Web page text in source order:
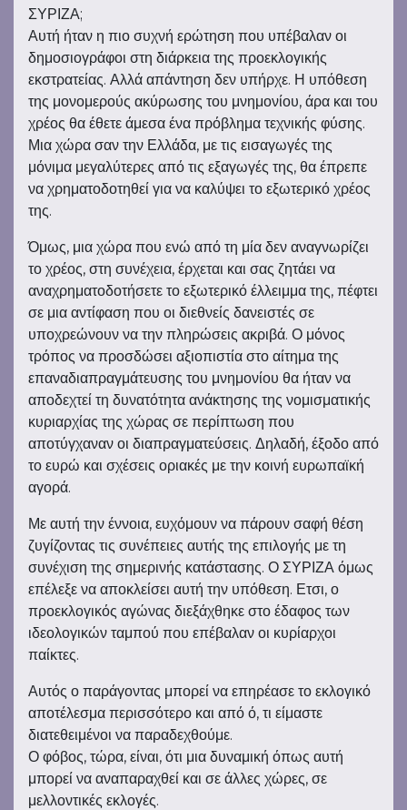
ΣΥΡΙΖΑ;
Αυτή ήταν η πιο συχνή ερώτηση που υπέβαλαν οι
δημοσιογράφοι στη διάρκεια της προεκλογικής
εκστρατείας. Αλλά απάντηση δεν υπήρχε. Η υπόθεση
της μονομερούς ακύρωσης του μνημονίου, άρα και του
χρέος θα έθετε άμεσα ένα πρόβλημα τεχνικής φύσης.
Μια χώρα σαν την Ελλάδα, με τις εισαγωγές της
μόνιμα μεγαλύτερες από τις εξαγωγές της, θα έπρεπε
να χρηματοδοτηθεί για να καλύψει το εξωτερικό χρέος
της.
Όμως, μια χώρα που ενώ από τη μία δεν αναγνωρίζει
το χρέος, στη συνέχεια, έρχεται και σας ζητάει να
αναχρηματοδοτήσετε το εξωτερικό έλλειμμα της, πέφτει
σε μια αντίφαση που οι διεθνείς δανειστές σε
υποχρεώνουν να την πληρώσεις ακριβά. Ο μόνος
τρόπος να προσδώσει αξιοπιστία στο αίτημα της
επαναδιαπραγμάτευσης του μνημονίου θα ήταν να
αποδεχτεί τη δυνατότητα ανάκτησης της νομισματικής
κυριαρχίας της χώρας σε περίπτωση που
αποτύγχαναν οι διαπραγματεύσεις. Δηλαδή, έξοδο από
το ευρώ και σχέσεις οριακές με την κοινή ευρωπαϊκή
αγορά.
Με αυτή την έννοια, ευχόμουν να πάρουν σαφή θέση
ζυγίζοντας τις συνέπειες αυτής της επιλογής με τη
συνέχιση της σημερινής κατάστασης. Ο ΣΥΡΙΖΑ όμως
επέλεξε να αποκλείσει αυτή την υπόθεση. Ετσι, ο
προεκλογικός αγώνας διεξάχθηκε στο έδαφος των
ιδεολογικών ταμπού που επέβαλαν οι κυρίαρχοι
παίκτες.
Αυτός ο παράγοντας μπορεί να επηρέασε το εκλογικό
αποτέλεσμα περισσότερο και από ό, τι είμαστε
διατεθειμένοι να παραδεχθούμε.
Ο φόβος, τώρα, είναι, ότι μια δυναμική όπως αυτή
μπορεί να αναπαραχθεί και σε άλλες χώρες, σε
μελλοντικές εκλογές.